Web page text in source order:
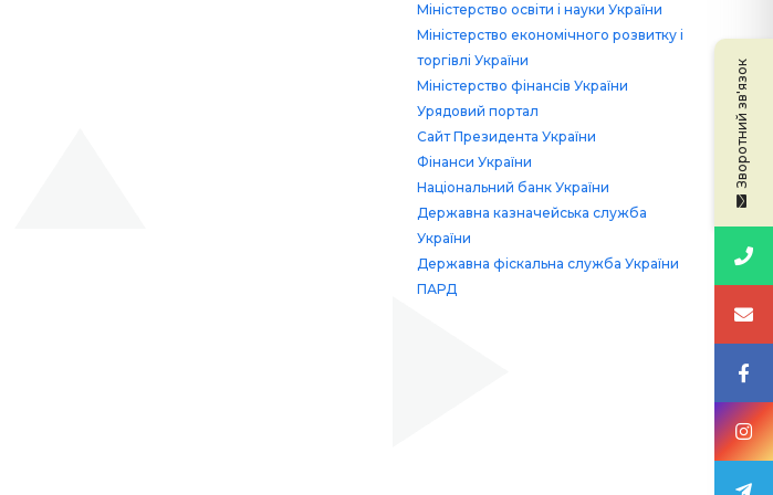
Міністерство освіти і науки України
Міністерство економічного розвитку і
торгівлі України
Міністерство фінансів України
Урядовий портал
Сайт Президента України
Фінанси України
Національний банк України
Державна казначейська служба
України
Державна фіскальна служба України
ПАРД
Зворотний зв'язок